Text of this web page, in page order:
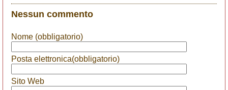
Nessun commento
Nome (obbligatorio)
Posta elettronica(obbligatorio)
Sito Web